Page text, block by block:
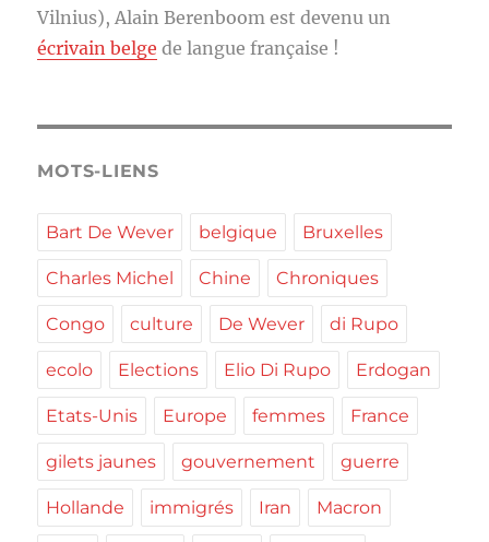
Vilnius), Alain Berenboom est devenu un
écrivain belge de langue française !
MOTS-LIENS
Bart De Wever belgique Bruxelles
Charles Michel Chine Chroniques
Congo culture De Wever di Rupo
ecolo Elections Elio Di Rupo Erdogan
Etats-Unis Europe femmes France
gilets jaunes gouvernement guerre
Hollande immigrés Iran Macron